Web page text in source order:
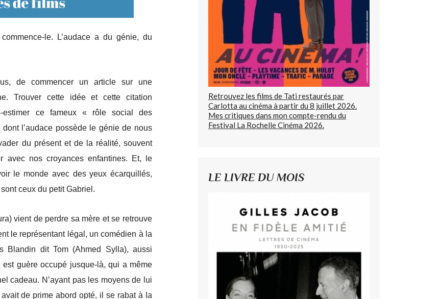
le. L’audace a du génie, du
de commencer un article sur une
Trouver cette idée et cette citation
estimer ce fameux « rôle social des
l’audace possède le génie de nous
du présent et de la réalité, souvent
avec nos croyances enfantines. Et, le
le monde avec des yeux écarquillés,
ceux du petit Gabriel.
vient de perdre sa mère et se retrouve
le représentant légal, un comédien à la
Blandin dit Tom (Ahmed Sylla), aussi
est guère occupé jusque-là, qui a même
cadeau. N’ayant pas les moyens de lui
de prime abord opté, il se rabat à la
Retrouvez les films de Tati restaurés par
Carlotta au cinéma à partir du 8 juillet 2026.
Mes critiques dans mon compte-rendu du
Festival La Rochelle Cinéma 2026.
LE LIVRE DU MOIS